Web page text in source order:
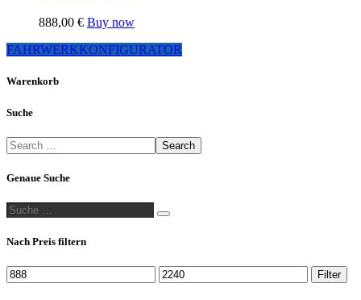
888,00 € Buy now
FAHRWERKKONFIGURATOR
Warenkorb
Suche
Search
Genaue Suche
Suche
Suche
Nach Preis filtern
Min.
Preis
Max.
Preis
Filter